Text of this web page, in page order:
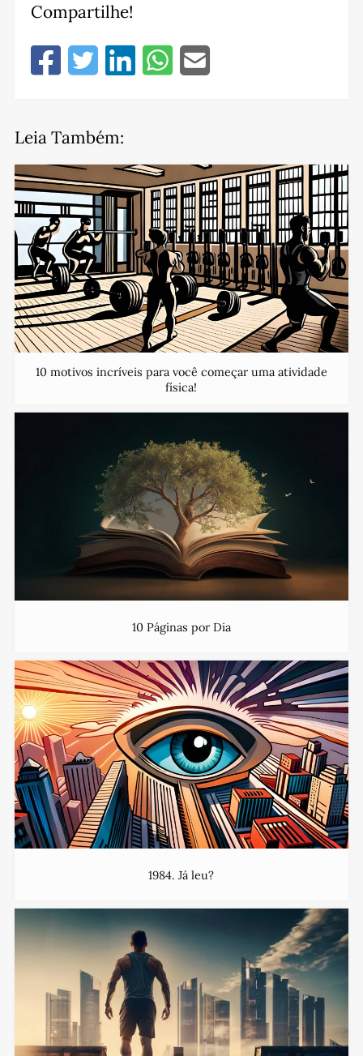
Compartilhe!
Leia Também:
10 motivos incríveis para você começar uma atividade
física!
10 Páginas por Dia
1984. Já leu?